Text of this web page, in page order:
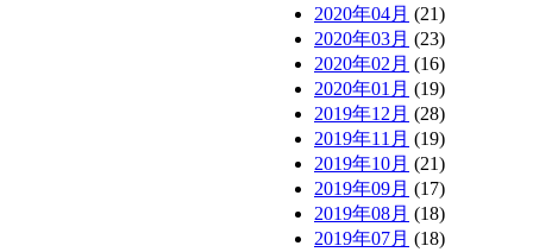
2020年04月 (21)
2020年03月 (23)
2020年02月 (16)
2020年01月 (19)
2019年12月 (28)
2019年11月 (19)
2019年10月 (21)
2019年09月 (17)
2019年08月 (18)
2019年07月 (18)